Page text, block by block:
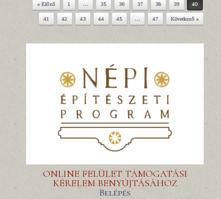
Post navigation
« Előző 1 … 35 36 37 38 39 40
41 42 43 44 45 … 47 Következő »
ONLINE FELÜLET TÁMOGATÁSI
KÉRELEM BENYÚJTÁSÁHOZ
Belépés